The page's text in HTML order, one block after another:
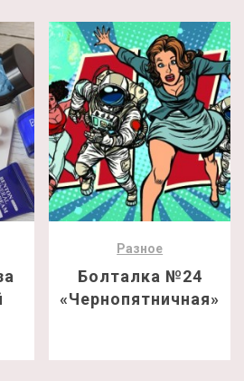
Разное
Болталка №24
«Чернопятничная»